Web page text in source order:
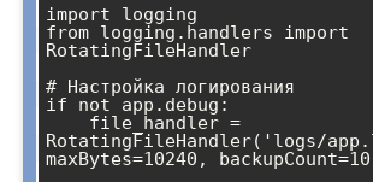
import logging
from logging.handlers import
RotatingFileHandler
# Настройка логирования
if not app.debug:
RotatingFileHandler('logs/
maxBytes=10240,